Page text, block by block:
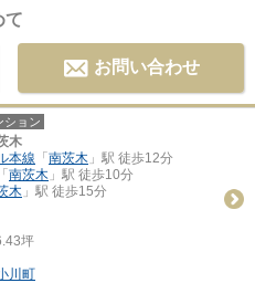
て
お問い合わせ
ション
木
本線 「 南茨木 」駅 徒歩12分
「 南茨木 」駅 徒歩10分
木 」駅 徒歩15分
坪
川町